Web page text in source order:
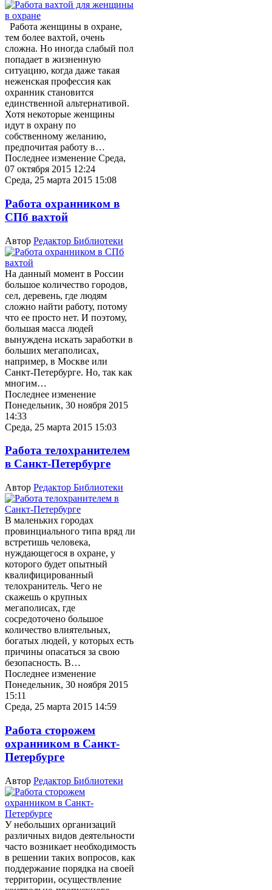
Работа женщины в охране,
тем более вахтой, очень
сложна. Но иногда слабый пол
попадает в жизненную
ситуацию, когда даже такая
неженская профессия как
охранник становится
единственной альтернативой.
Хотя некоторые женщины
идут в охрану по
собственному желанию,
предпочитая работу в…
Последнее изменение Среда,
07 октября 2015 12:24
Среда, 25 марта 2015 15:08
Работа охранником в
СПб вахтой
Автор Редактор Библиотеки
На данный момент в России
большое количество городов,
сел, деревень, где людям
сложно найти работу, потому
что ее просто нет. И поэтому,
большая масса людей
вынуждена искать заработки в
больших мегаполисах,
например, в Москве или
Санкт-Петербурге. Но, так как
многим…
Последнее изменение
Понедельник, 30 ноября 2015
14:33
Среда, 25 марта 2015 15:03
Работа телохранителем
в Санкт-Петербурге
Автор Редактор Библиотеки
В маленьких городах
провинциального типа вряд ли
встретишь человека,
нуждающегося в охране, у
которого будет опытный
квалифицированный
телохранитель. Чего не
скажешь о крупных
мегаполисах, где
сосредоточено большое
количество влиятельных,
богатых людей, у которых есть
причины опасаться за свою
безопасность. В…
Последнее изменение
Понедельник, 30 ноября 2015
15:11
Среда, 25 марта 2015 14:59
Работа сторожем
охранником в Санкт-
Петербурге
Автор Редактор Библиотеки
У небольших организаций
различных видов деятельности
часто возникает необходимость
в решении таких вопросов, как
поддержание порядка на своей
территории, осуществление